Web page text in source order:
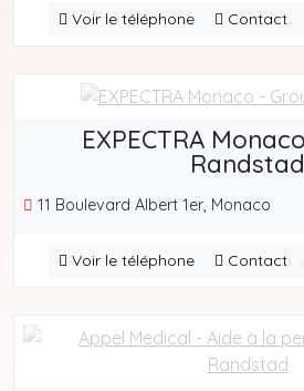
Voir le téléphone Contact
EXPECTRA Monaco - Groupe
Randstad
11 Boulevard Albert 1er, Monaco
Voir le téléphone Contact